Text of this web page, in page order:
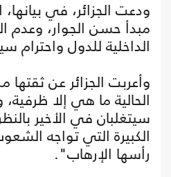
ودعت الجزائر، في
مبدأ حسن الجوار،
الداخلية للدول واحترام
وأعربت الجزائر عن
الحالية ما هي إلا
سيتغلبان في الأخير
الكبيرة التي تواجه
رأسها الإرهاب".